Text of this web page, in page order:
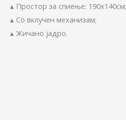
▴ Простор за спиење: 190х140см;
▴ Со вклучен механизам;
▴ Жичано јадро.